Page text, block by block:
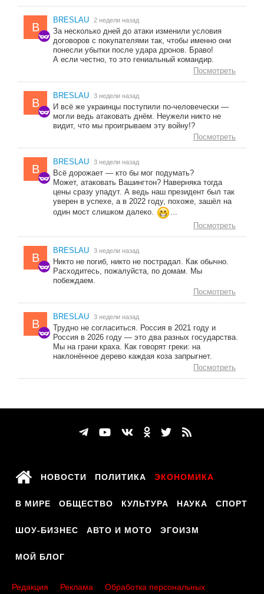
B
BRESLAU 2 недели назад
За несколько дней до атаки изменили условия
договоров с покупателями так, чтобы именно они
понесли убытки после удара дронов. Браво!
А если честно, то это гениальный командир.
Посмотреть
B
BRESLAU 3 недели назад
И всё же украинцы поступили по-человечески —
могли ведь атаковать днём. Неужели никто не
видит, что мы проигрываем эту войну!?
Посмотреть
B
BRESLAU 3 недели назад
Всё дорожает — кто бы мог подумать?
Может, атаковать Вашингтон? Наверняка тогда
цены сразу упадут. А ведь наш президент был так
уверен в успехе, а в 2022 году, похоже, зашёл на
один мост слишком далеко.
...
Посмотреть
B
BRESLAU 3 недели назад
Никто не погиб, никто не пострадал. Как обычно.
Расходитесь, пожалуйста, по домам. Мы
побеждаем.
Посмотреть
B
BRESLAU 3 недели назад
Трудно не согласиться. Россия в 2021 году и
Россия в 2026 году — это два разных государства.
Мы на грани краха. Как говорят греки: на
наклонённое дерево каждая коза запрыгнет.
Посмотреть
НОВОСТИ ПОЛИТИКА ЭКОНОМИКА
В МИРЕ ОБЩЕСТВО КУЛЬТУРА НАУКА СПОРТ
ШОУ-БИЗНЕС АВТО И МОТО ЭГОИЗМ
МОЙ БЛОГ
Редакция Реклама
Обработка персональных